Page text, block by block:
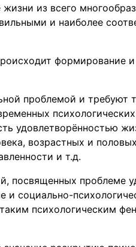
из всего
и наиболее
формирование
проблемой и требуют
удовлетворённостью
возрастных и
и т.д.
посвященных проблеме
социально-
психологическим